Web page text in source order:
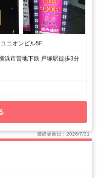
ニオンビル5F
浜市営地下鉄 戸塚駅徒歩3分
最終更新日：2026/7/31